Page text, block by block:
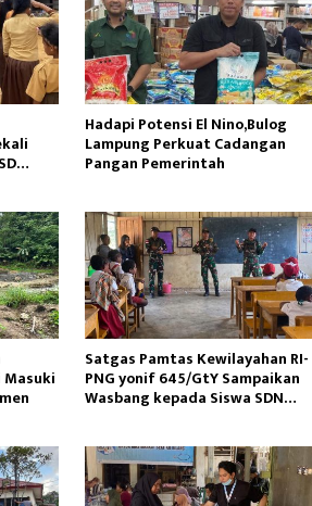
Hadapi Potensi El Nino,Bulog
Lampung Perkuat Cadangan
Pangan Pemerintah
Satgas Pamtas Kewilayahan RI-
PNG yonif 645/GtY Sampaikan
Wasbang kepada Siswa SDN